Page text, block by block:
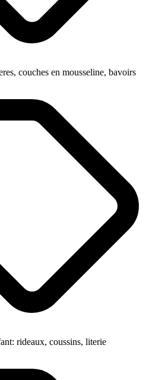
couches en mousseline, bavoirs
rideaux, coussins, literie